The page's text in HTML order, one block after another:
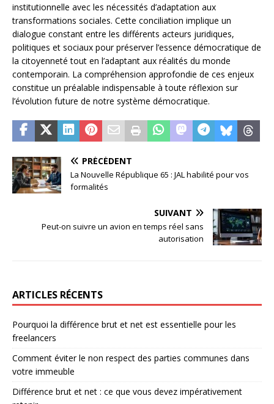
institutionnelle avec les nécessités d’adaptation aux
transformations sociales. Cette conciliation implique un
dialogue constant entre les différents acteurs juridiques,
politiques et sociaux pour préserver l’essence démocratique de
la citoyenneté tout en l’adaptant aux réalités du monde
contemporain. La compréhension approfondie de ces enjeux
constitue un préalable indispensable à toute réflexion sur
l’évolution future de notre système démocratique.
PRÉCÉDENT
La Nouvelle République 65 : JAL habilité pour vos
formalités
SUIVANT
Peut-on suivre un avion en temps réel sans
autorisation
ARTICLES RÉCENTS
Pourquoi la différence brut et net est essentielle pour les
freelancers
Comment éviter le non respect des parties communes dans
votre immeuble
Différence brut et net : ce que vous devez impérativement